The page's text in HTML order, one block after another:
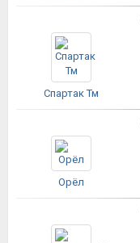
Спартак Тм
Орёл